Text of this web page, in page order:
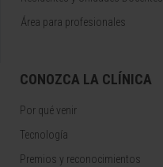
Área para profesionales
CONOZCA LA CLÍNICA
Por qué venir
Tecnología
Premios y reconocimientos